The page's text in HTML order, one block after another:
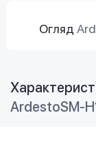
Огляд
ArdestoSM-